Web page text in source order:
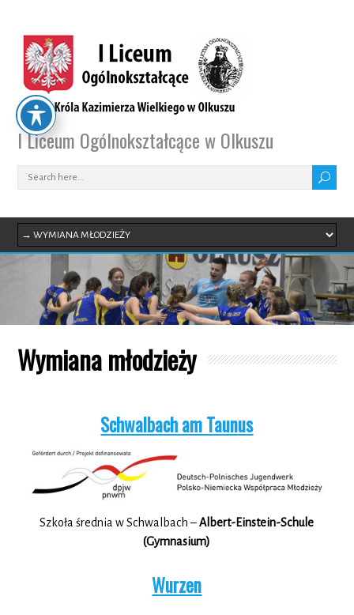
I Liceum Ogólnokształcące w Olkuszu
Wymiana młodzieży
Schwalbach am Taunus
Szkoła średnia w Schwalbach –Albert-Einstein-Schule
(Gymnasium)
Wurzen